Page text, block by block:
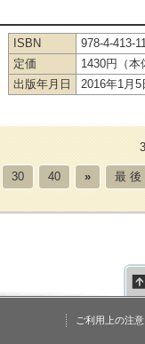
ISBN
978-4-413-
定価
1430円（本
出版年月日
2016年1月5
30 40 » 最 後
ご利用上の注意